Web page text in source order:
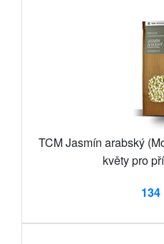
TCM Jasmín arabský
květy pro